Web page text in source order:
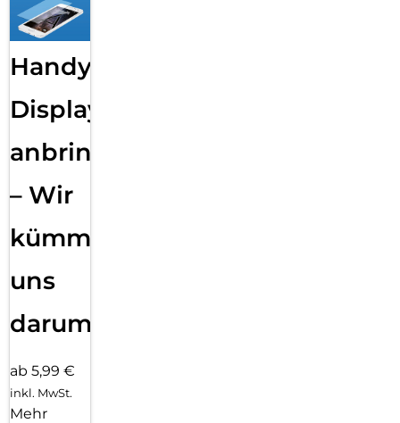
Handy
Displayfolie
anbringen
– Wir
kümmern
uns
darum!
ab 5,99 €
inkl. MwSt.
Mehr